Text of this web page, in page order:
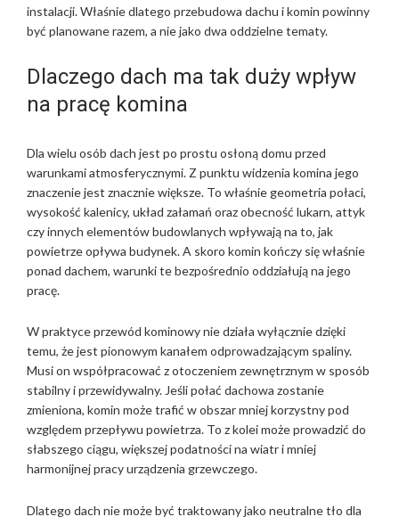
E
R
S
D
I
E
O
F
F
E
R
K
T
U
N
T
instalacji. Właśnie dlatego przebudowa dachu i komin powinny
być planowane razem, a nie jako dwa oddzielne tematy.
Dlaczego dach ma tak duży wpływ
na pracę komina
Dla wielu osób dach jest po prostu osłoną domu przed
warunkami atmosferycznymi. Z punktu widzenia komina jego
znaczenie jest znacznie większe. To właśnie geometria połaci,
wysokość kalenicy, układ załamań oraz obecność lukarn, attyk
czy innych elementów budowlanych wpływają na to, jak
powietrze opływa budynek. A skoro komin kończy się właśnie
ponad dachem, warunki te bezpośrednio oddziałują na jego
pracę.
W praktyce przewód kominowy nie działa wyłącznie dzięki
temu, że jest pionowym kanałem odprowadzającym spaliny.
Musi on współpracować z otoczeniem zewnętrznym w sposób
stabilny i przewidywalny. Jeśli połać dachowa zostanie
zmieniona, komin może trafić w obszar mniej korzystny pod
względem przepływu powietrza. To z kolei może prowadzić do
słabszego ciągu, większej podatności na wiatr i mniej
harmonijnej pracy urządzenia grzewczego.
Dlatego dach nie może być traktowany jako neutralne tło dla